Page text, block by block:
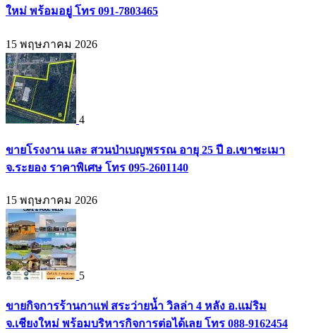
ใหม่ พร้อมอยู่ โทร 091-7803465
15 พฤษภาคม 2026
4
ขายโรงงาน และ สวนป่าเบญพรรณ อายุ 25 ปี อ.เขาชะเมา
จ.ระยอง ราคาพิเศษ โทร 095-2601140
15 พฤษภาคม 2026
5
ขายกิจการร้านกาแฟ สระว่ายน้ำ วิลล่า 4 หลัง อ.แม่ริม
จ.เชียงใหม่ พร้อมบริหารกิจการต่อได้เลย โทร 088-9162454